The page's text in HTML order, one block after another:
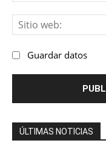
Guardar datos
ÚLTIMAS NOTICIAS